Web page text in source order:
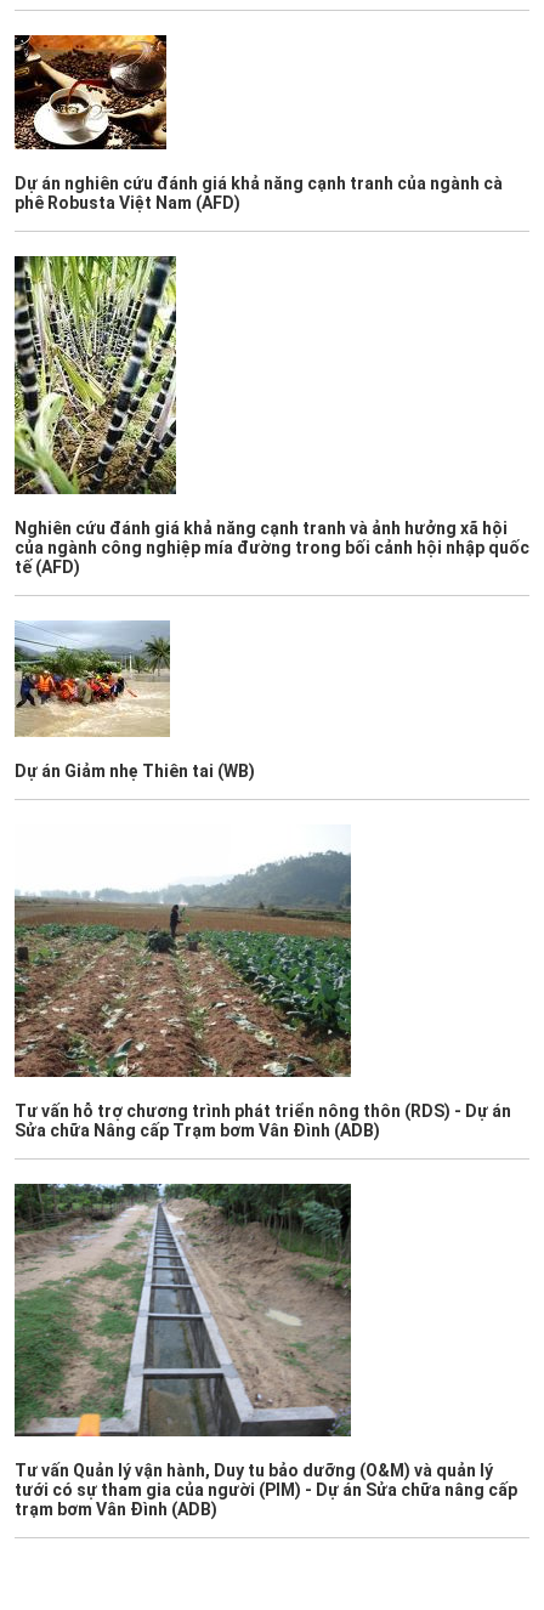
Dự án nghiên cứu đánh giá khả năng cạnh tranh của ngành cà
phê Robusta Việt Nam (AFD)
Nghiên cứu đánh giá khả năng cạnh tranh và ảnh hưởng xã hội
của ngành công nghiệp mía đường trong bối cảnh hội nhập quốc
tế (AFD)
Dự án Giảm nhẹ Thiên tai (WB)
Tư vấn hỗ trợ chương trình phát triển nông thôn (RDS) - Dự án
Sửa chữa Nâng cấp Trạm bơm Vân Đình (ADB)
Tư vấn Quản lý vận hành, Duy tu bảo dưỡng (O&M) và quản lý
tưới có sự tham gia của người (PIM) - Dự án Sửa chữa nâng cấp
trạm bơm Vân Đình (ADB)